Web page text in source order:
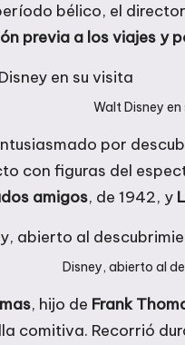
bélico, el
previa a los viajes y
Walt Disney
por
con figuras del
amigos, de 1942, y
Disney, abierto al
, hijo de Frank
comitiva. Recorrió